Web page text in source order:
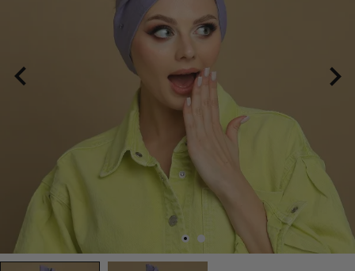
 